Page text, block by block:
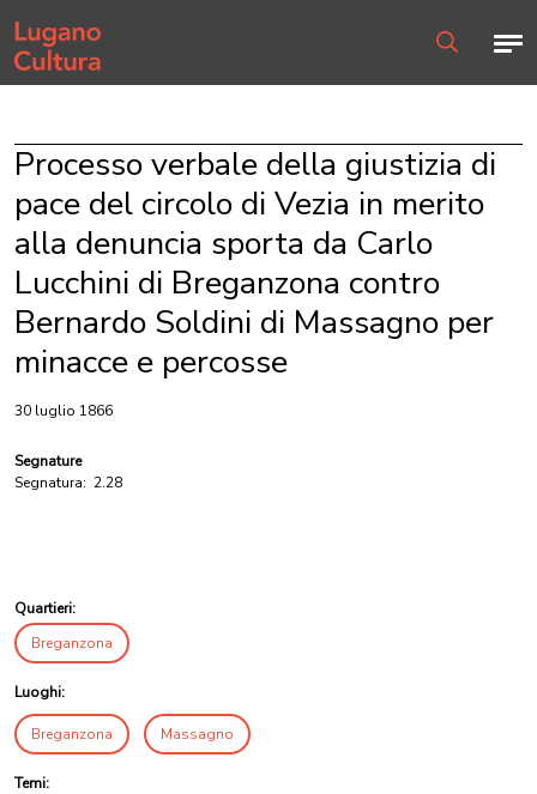
Home page
Processo verbale della giustizia di
pace del circolo di Vezia in merito
alla denuncia sporta da Carlo
Lucchini di Breganzona contro
Bernardo Soldini di Massagno per
minacce e percosse
30 luglio 1866
Segnature
Segnatura: 2.28
Quartieri:
Breganzona
Luoghi:
Breganzona Massagno
Temi: